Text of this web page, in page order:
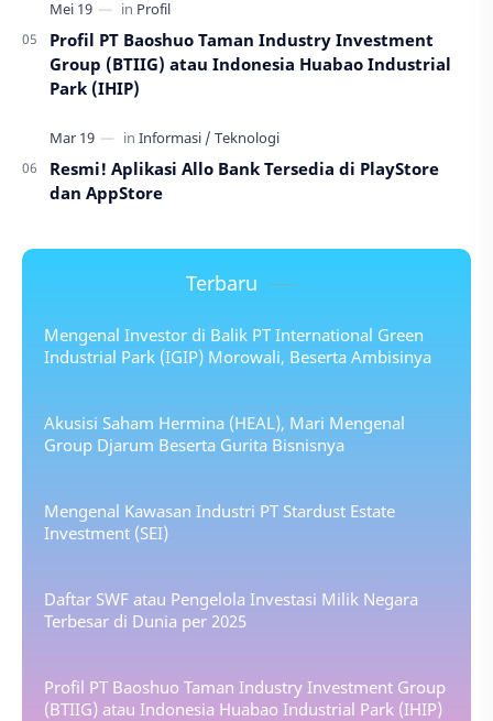
Profil PT Baoshuo Taman Industry Investment
Group (BTIIG) atau Indonesia Huabao Industrial
Park (IHIP)
Resmi! Aplikasi Allo Bank Tersedia di PlayStore
dan AppStore
Terbaru
Mengenal Investor di Balik PT International Green
Industrial Park (IGIP) Morowali, Beserta Ambisinya
Akusisi Saham Hermina (HEAL), Mari Mengenal
Group Djarum Beserta Gurita Bisnisnya
Mengenal Kawasan Industri PT Stardust Estate
Investment (SEI)
Daftar SWF atau Pengelola Investasi Milik Negara
Terbesar di Dunia per 2025
Profil PT Baoshuo Taman Industry Investment Group
(BTIIG) atau Indonesia Huabao Industrial Park (IHIP)